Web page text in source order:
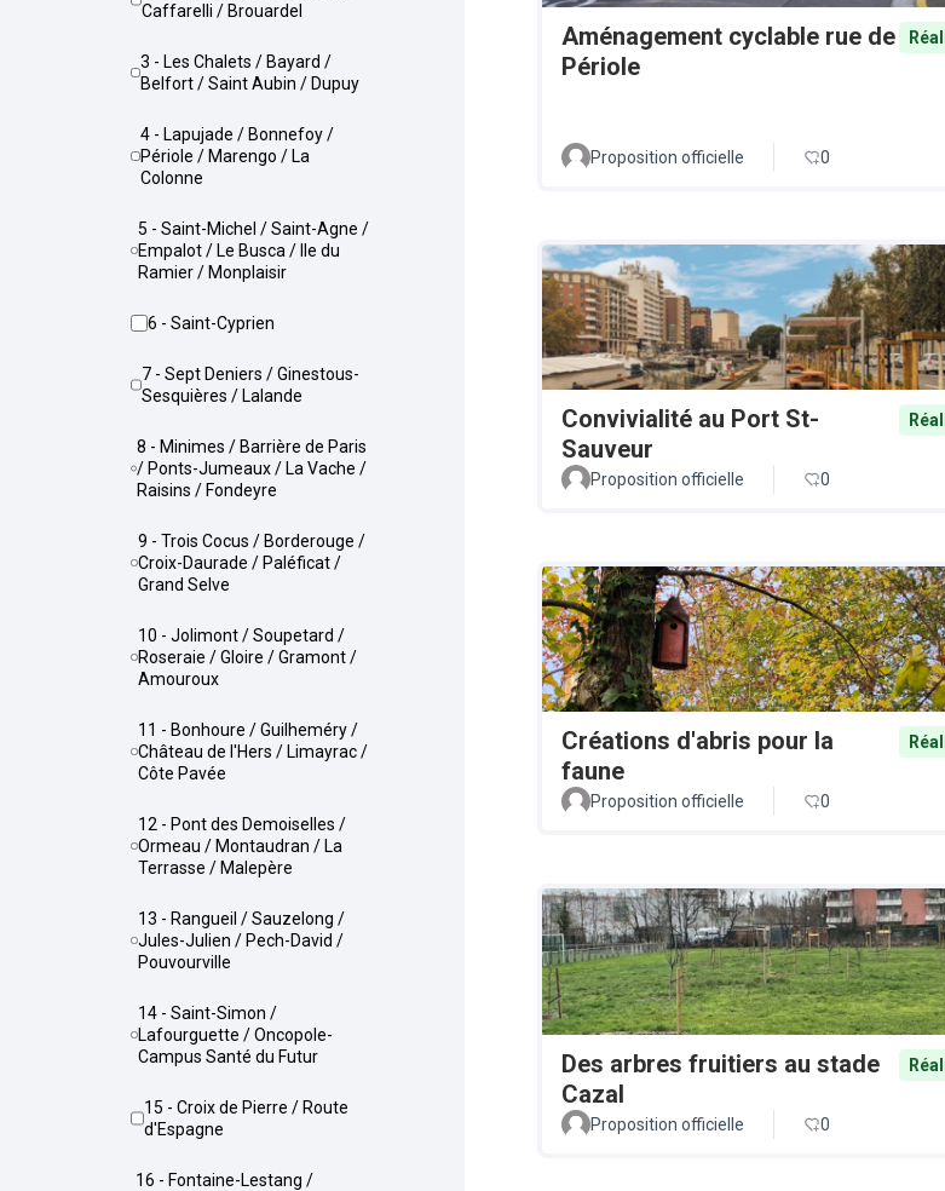
Caffarelli / Brouardel
3 - Les Chalets / Bayard /
Belfort / Saint Aubin / Dupuy
4 - Lapujade / Bonnefoy /
Périole / Marengo / La
Colonne
5 - Saint-Michel / Saint-Agne /
Empalot / Le Busca / Ile du
Ramier / Monplaisir
6 - Saint-Cyprien
7 - Sept Deniers / Ginestous-
Sesquières / Lalande
8 - Minimes / Barrière de Paris
/ Ponts-Jumeaux / La Vache /
Raisins / Fondeyre
9 - Trois Cocus / Borderouge /
Croix-Daurade / Paléficat /
Grand Selve
10 - Jolimont / Soupetard /
Roseraie / Gloire / Gramont /
Amouroux
11 - Bonhoure / Guilheméry /
Château de l'Hers / Limayrac /
Côte Pavée
12 - Pont des Demoiselles /
Ormeau / Montaudran / La
Terrasse / Malepère
13 - Rangueil / Sauzelong /
Jules-Julien / Pech-David /
Pouvourville
14 - Saint-Simon /
Lafourguette / Oncopole-
Campus Santé du Futur
15 - Croix de Pierre / Route
d'Espagne
16 - Fontaine-Lestang /
Aménagement cyclable rue de
Périole
Proposition officielle 0
Convivialité au Port St-
Sauveur
Proposition officielle 0
Créations d'abris pour la
faune
Proposition officielle 0
Des arbres fruitiers au stade
Cazal
Proposition officielle 0